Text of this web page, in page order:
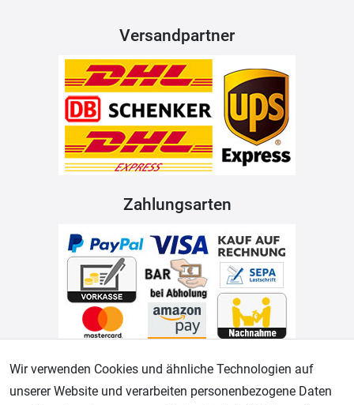
Versandpartner
Zahlungsarten
Geprüfter Shop
Wir verwenden Cookies und ähnliche Technologien auf
unserer Website und verarbeiten personenbezogene Daten